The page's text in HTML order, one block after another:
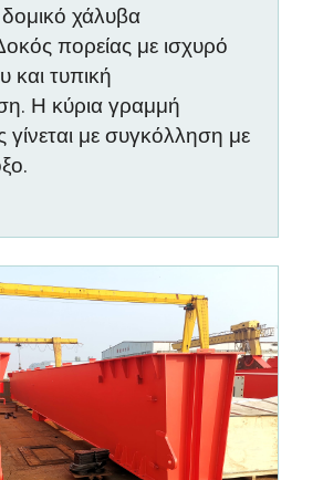
χάλυβα
πορείας με ισχυρό
και τυπική
Η κύρια γραμμή
με συγκόλληση με